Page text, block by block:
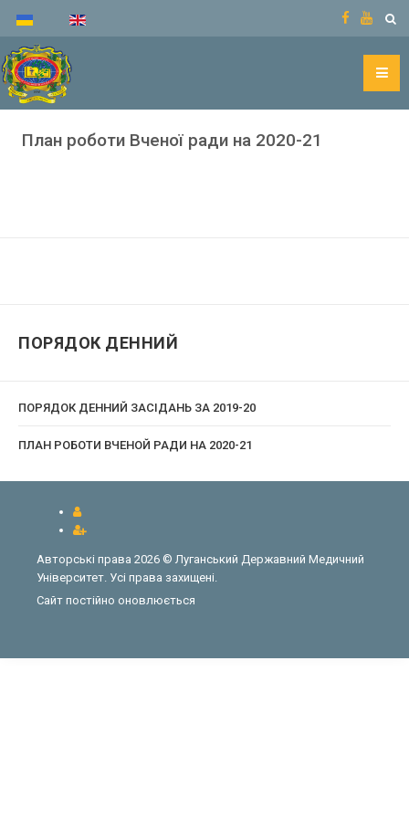
План роботи Вченої ради на 2020-21
ПОРЯДОК ДЕННИЙ
ПОРЯДОК ДЕННИЙ ЗАСІДАНЬ ЗА 2019-20
ПЛАН РОБОТИ ВЧЕНОЙ РАДИ НА 2020-21
Авторські права 2026 © Луганський Державний Медичний
Університет. Усі права захищені.
Сайт постійно оновлюється